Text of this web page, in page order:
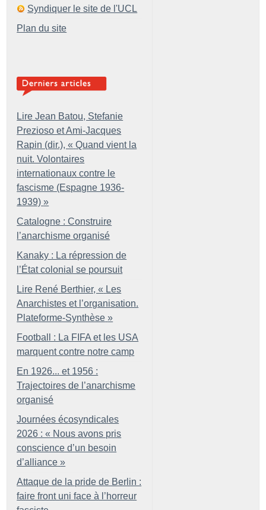
Syndiquer le site de l'UCL
Plan du site
Lire Jean Batou, Stefanie
Prezioso et Ami-Jacques
Rapin (dir.), « Quand vient la
nuit. Volontaires
internationaux contre le
fascisme (Espagne 1936-
1939) »
Catalogne : Construire
l’anarchisme organisé
Kanaky : La répression de
l’État colonial se poursuit
Lire René Berthier, « Les
Anarchistes et l’organisation.
Plateforme-Synthèse »
Football : La FIFA et les USA
marquent contre notre camp
En 1926... et 1956 :
Trajectoires de l’anarchisme
organisé
Journées écosyndicales
2026 : « Nous avons pris
conscience d’un besoin
d’alliance »
Attaque de la pride de Berlin :
faire front uni face à l’horreur